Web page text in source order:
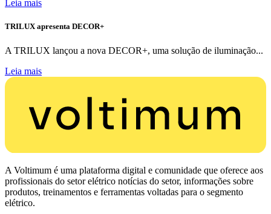
Leia mais
TRILUX apresenta DECOR+
A TRILUX lançou a nova DECOR+, uma solução de iluminação...
Leia mais
A Voltimum é uma plataforma digital e comunidade que oferece aos
profissionais do setor elétrico notícias do setor, informações sobre
produtos, treinamentos e ferramentas voltadas para o segmento
elétrico.